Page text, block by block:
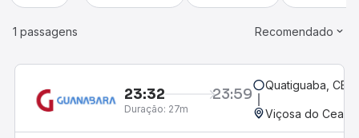
1 passagens Recomendado
23:32 23:59
Duração: 27m
Quatiguaba, CE
Viçosa do Ceará,